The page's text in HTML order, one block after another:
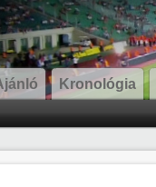
Kronológia